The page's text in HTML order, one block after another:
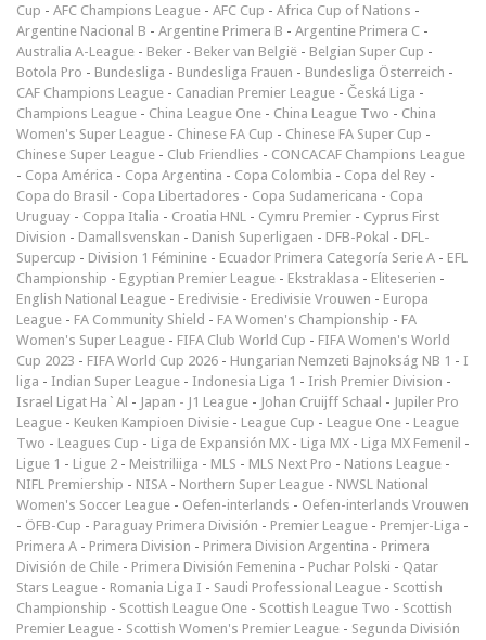
Cup - AFC Champions League - AFC Cup - Africa Cup of Nations -
Argentine Nacional B - Argentine Primera B - Argentine Primera C -
Australia A-League - Beker - Beker van België - Belgian Super Cup -
Botola Pro - Bundesliga - Bundesliga Frauen - Bundesliga Österreich -
CAF Champions League - Canadian Premier League - Česká Liga -
Champions League - China League One - China League Two - China
Women's Super League - Chinese FA Cup - Chinese FA Super Cup -
Chinese Super League - Club Friendlies - CONCACAF Champions League
- Copa América - Copa Argentina - Copa Colombia - Copa del Rey -
Copa do Brasil - Copa Libertadores - Copa Sudamericana - Copa
Uruguay - Coppa Italia - Croatia HNL - Cymru Premier - Cyprus First
Division - Damallsvenskan - Danish Superligaen - DFB-Pokal - DFL-
Supercup - Division 1 Féminine - Ecuador Primera Categoría Serie A - EFL
Championship - Egyptian Premier League - Ekstraklasa - Eliteserien -
English National League - Eredivisie - Eredivisie Vrouwen - Europa
League - FA Community Shield - FA Women's Championship - FA
Women's Super League - FIFA Club World Cup - FIFA Women's World
Cup 2023 - FIFA World Cup 2026 - Hungarian Nemzeti Bajnokság NB 1 - I
liga - Indian Super League - Indonesia Liga 1 - Irish Premier Division -
Israel Ligat Ha`Al - Japan - J1 League - Johan Cruijff Schaal - Jupiler Pro
League - Keuken Kampioen Divisie - League Cup - League One - League
Two - Leagues Cup - Liga de Expansión MX - Liga MX - Liga MX Femenil -
Ligue 1 - Ligue 2 - Meistriliiga - MLS - MLS Next Pro - Nations League -
NIFL Premiership - NISA - Northern Super League - NWSL National
Women's Soccer League - Oefen-interlands - Oefen-interlands Vrouwen
- ÖFB-Cup - Paraguay Primera División - Premier League - Premjer-Liga -
Primera A - Primera Division - Primera Division Argentina - Primera
División de Chile - Primera División Femenina - Puchar Polski - Qatar
Stars League - Romania Liga I - Saudi Professional League - Scottish
Championship - Scottish League One - Scottish League Two - Scottish
Premier League - Scottish Women's Premier League - Segunda División